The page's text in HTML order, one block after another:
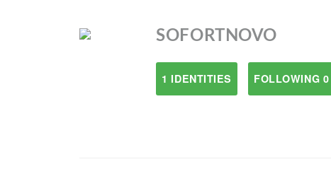
SOFORTNOVO
1 IDENTITIES FOLLOWING 0